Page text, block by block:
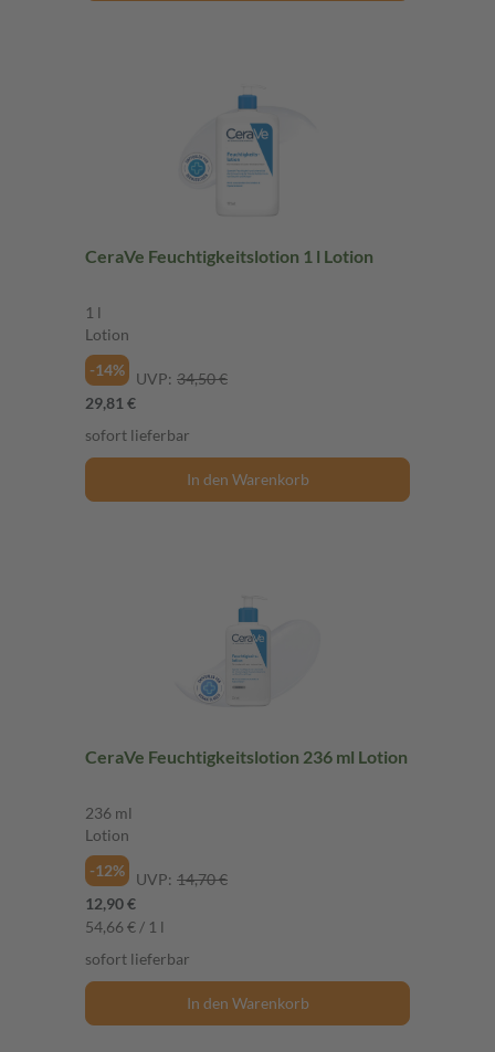
CeraVe Feuchtigkeitslotion 1 l Lotion
1 l
Lotion
-14%
UVP: 34,50 €
29,81 €
sofort lieferbar
In den Warenkorb
CeraVe Feuchtigkeitslotion 236 ml Lotion
236 ml
Lotion
-12%
UVP: 14,70 €
12,90 €
54,66 € / 1 l
sofort lieferbar
In den Warenkorb